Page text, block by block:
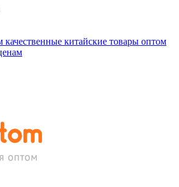
китайские товары оптом